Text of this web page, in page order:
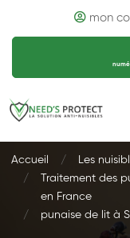
mon
Accueil
Les
Traitement des
en France
punaise de lit à